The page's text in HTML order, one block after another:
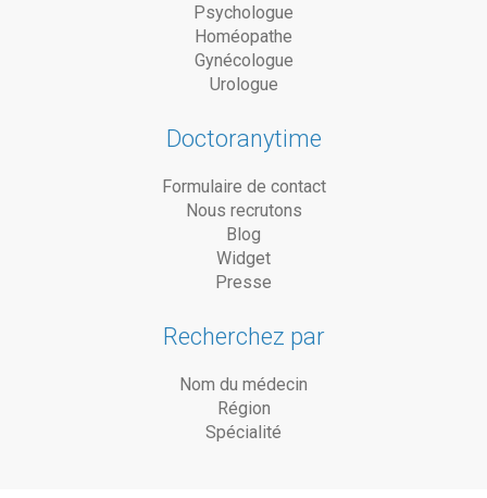
Psychologue
Homéopathe
Gynécologue
Urologue
Doctoranytime
Formulaire de contact
Nous recrutons
Blog
Widget
Presse
Recherchez par
Nom du médecin
Région
Spécialité